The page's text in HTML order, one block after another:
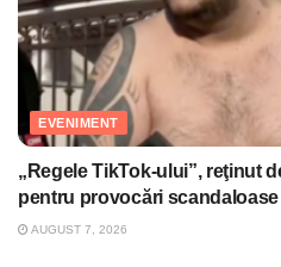
EVENIMENT
„Regele TikTok-ului”, reţinut
pentru provocări scandaloase
AUGUST 7, 2026